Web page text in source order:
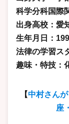
科学分科国際
出身高校：愛
生年月日：
法律の学習ス
趣味・特技：
【中村さん
座